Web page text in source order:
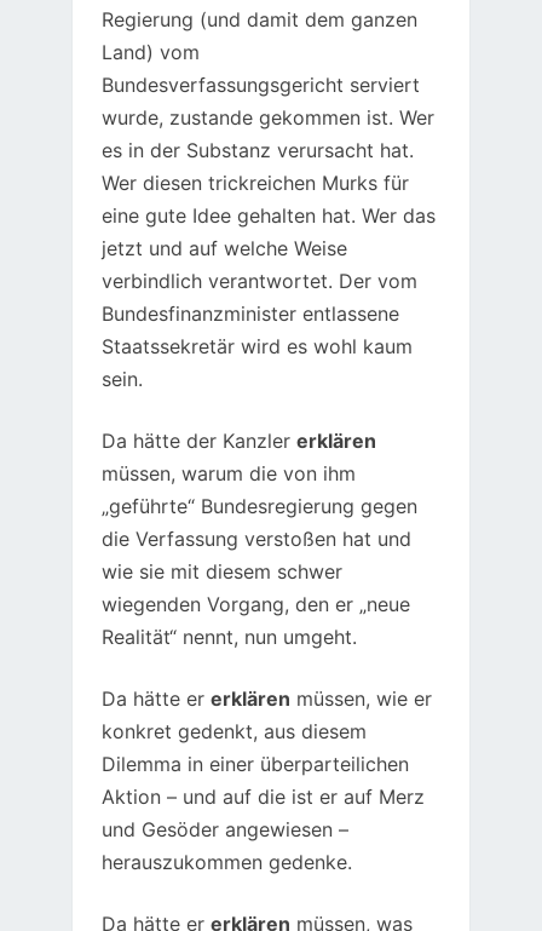
Regierung (und damit dem ganzen
Land) vom
Bundesverfassungsgericht serviert
wurde, zustande gekommen ist. Wer
es in der Substanz verursacht hat.
Wer diesen trickreichen Murks für
eine gute Idee gehalten hat. Wer das
jetzt und auf welche Weise
verbindlich verantwortet. Der vom
Bundesfinanzminister entlassene
Staatssekretär wird es wohl kaum
sein.
Da hätte der Kanzler erklären
müssen, warum die von ihm
„geführte“ Bundesregierung gegen
die Verfassung verstoßen hat und
wie sie mit diesem schwer
wiegenden Vorgang, den er „neue
Realität“ nennt, nun umgeht.
Da hätte er erklären müssen, wie er
konkret gedenkt, aus diesem
Dilemma in einer überparteilichen
Aktion – und auf die ist er auf Merz
und Gesöder angewiesen –
herauszukommen gedenke.
Da hätte er erklären müssen, was